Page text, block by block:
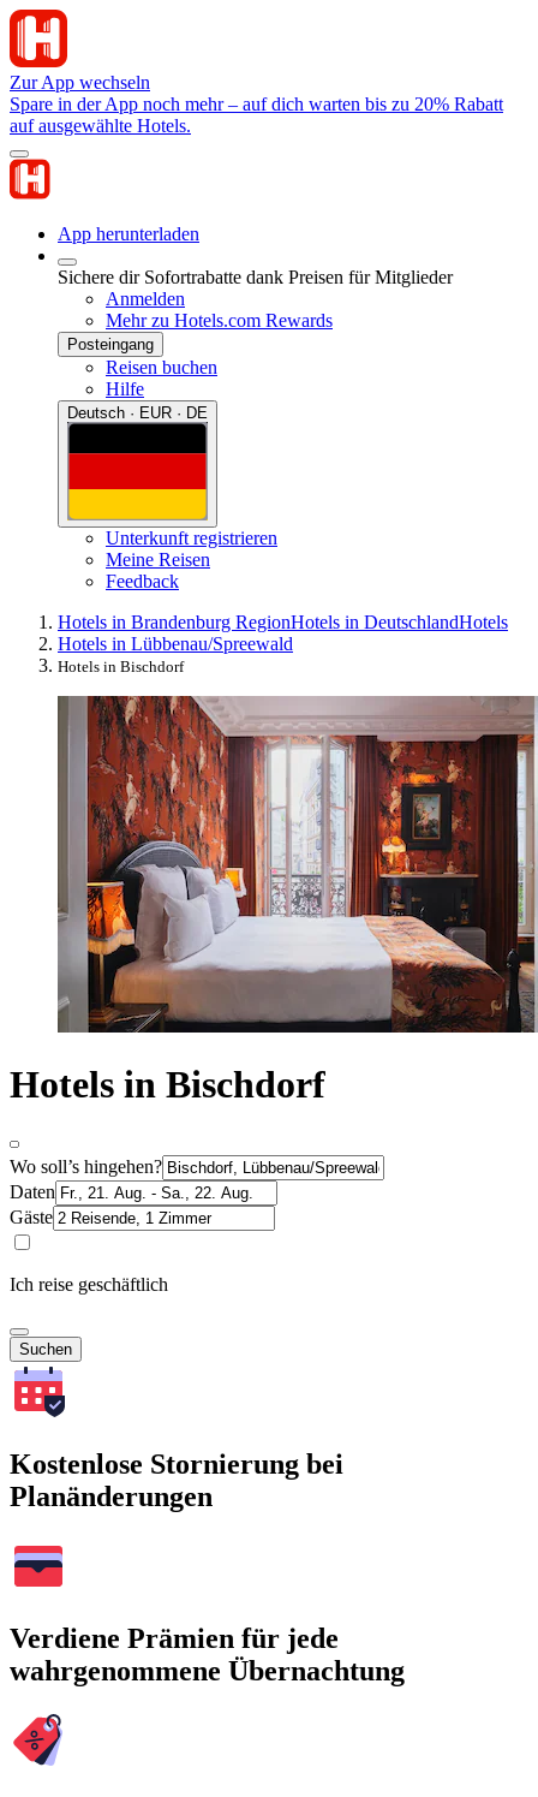
Zur App wechseln
Spare in der App noch mehr – auf dich warten bis zu 20% Rabatt
auf ausgewählte Hotels.
App herunterladen
Sichere dir Sofortrabatte dank Preisen für Mitglieder
Anmelden
Mehr zu Hotels.com Rewards
Posteingang
Reisen buchen
Hilfe
Deutsch · EUR · DE
Unterkunft registrieren
Meine Reisen
Feedback
Hotels in Brandenburg RegionHotels in DeutschlandHotels
Hotels in Lübbenau/Spreewald
Hotels in Bischdorf
Hotels in Bischdorf
Wo soll’s hingehen?
Daten
Gäste
Ich reise geschäftlich
Suchen
Kostenlose Stornierung bei
Planänderungen
Verdiene Prämien für jede
wahrgenommene Übernachtung